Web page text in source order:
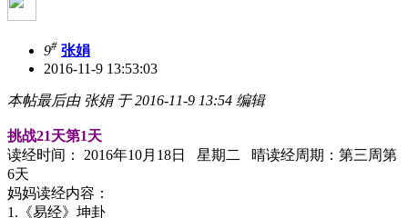
9# 张娟
2016-11-9 13:53:03
本帖最后由 张娟 于 2016-11-9 13:54 编辑
挑战21天第1天
读经时间： 2016年10月18日 星期二 晴读经周期：第三周第
6天
妈妈读经内容：
1.《易经》坤卦